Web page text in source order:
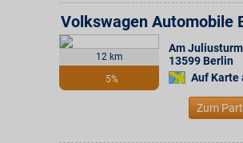
12 km
5%
Am
13599 Berlin
Auf Karte
Zum